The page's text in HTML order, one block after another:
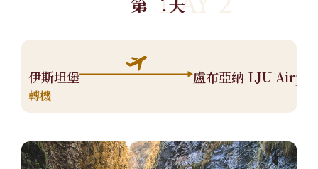
伊斯坦堡
轉機
盧布亞納 LJU